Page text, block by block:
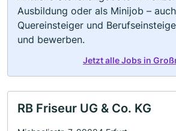
Ausbildung oder als Minijob –
Quereinsteiger und
und bewerben.
Jetzt alle Jobs in
RB Friseur UG & Co. KG